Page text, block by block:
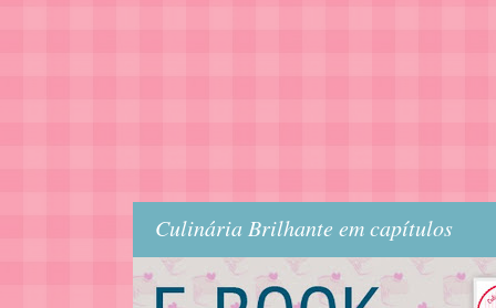
Culinária Brilhante em capítulos